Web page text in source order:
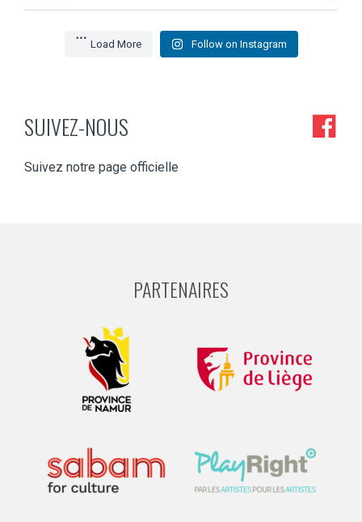
Load More Follow on Instagram
SUIVEZ-NOUS
Suivez notre page officielle
PARTENAIRES